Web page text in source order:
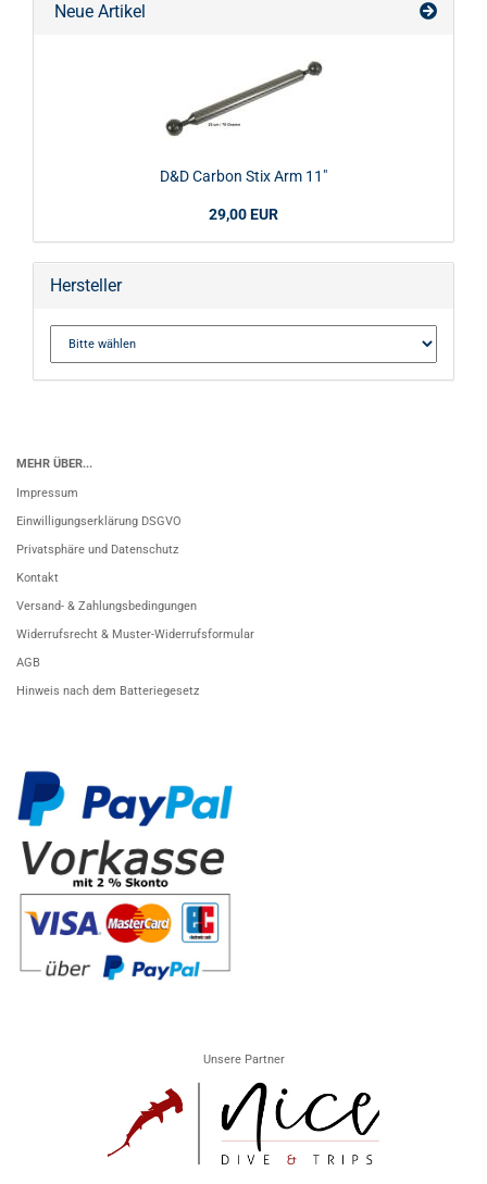
Neue Artikel
D&D Carbon Stix Arm 11"
29,00 EUR
Hersteller
MEHR ÜBER...
Impressum
Einwilligungserklärung DSGVO
Privatsphäre und Datenschutz
Kontakt
Versand- & Zahlungsbedingungen
Widerrufsrecht & Muster-Widerrufsformular
AGB
Hinweis nach dem Batteriegesetz
Unsere Partner